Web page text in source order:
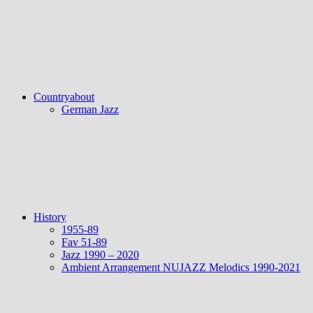
Countryabout
German Jazz
History
1955-89
Fav 51-89
Jazz 1990 – 2020
Ambient Arrangement NUJAZZ Melodics 1990-2021